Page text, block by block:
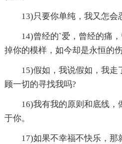
13)只要你单纯，我又怎会
14)曾经的`爱，曾经的痛
掉你的模样，如今却是永恒的伤
15)假如，我说假如，我走
顾一切的寻找我吗?
16)我有我的原则和底线，
于你。
17)如果不幸福不快乐，那